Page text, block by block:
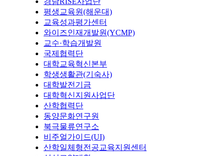
평생교육원(해운대)
교육성과평가센터
와이즈인재개발원(YCMP)
교수·학습개발원
국제협력단
대학교육혁신본부
학생생활관(기숙사)
대학발전기금
대학혁신지원사업단
산학협력단
동양문화연구원
북극물류연구소
비주얼가이드(UI)
산학일체형전공교육지원센터